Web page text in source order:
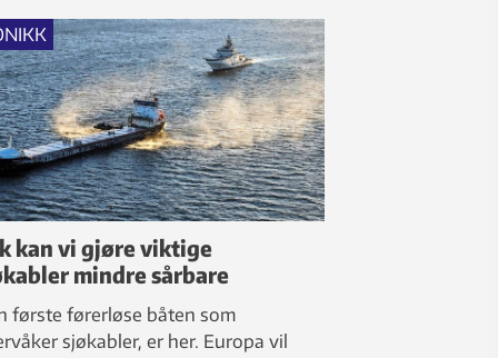
kan vi gjøre viktige
mindre sårbare
første førerløse båten som
sjøkabler, er her. Europa vil